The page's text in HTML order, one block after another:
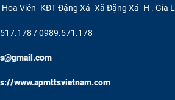
Viên- KĐT Đặng Xá- Xã Đặng Xá- H . Gia
/ 0989.571.178
www.apmttsvietnam.com